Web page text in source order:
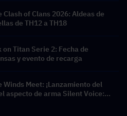
of Clans 2026: Aldeas de
de TH12 a TH18
Titan Serie 2: Fecha de
y evento de recarga
Meet: ¡Lanzamiento del
aspecto de arma Silent Voice: